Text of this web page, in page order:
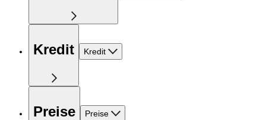
Kredit Kredit
Preise Preise